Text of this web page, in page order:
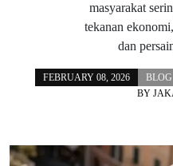
masyarakat
tekanan
dan
FEBRUARY 08, 2026
BLOG
BY